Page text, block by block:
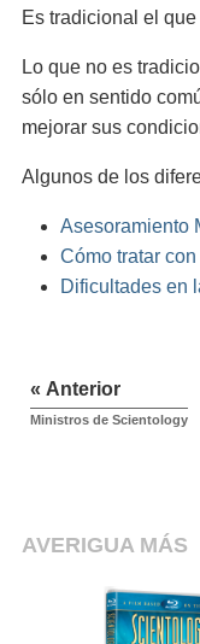
Es tradicional el
Lo que no es
sólo en sentido
mejorar sus
Algunos de los
Asesoramiento
Cómo tratar
Dificultades en
« Anterior
Ministros de Scientology
AVERIGUA MÁS